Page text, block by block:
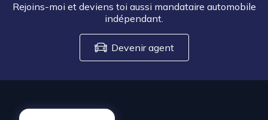
Rejoins-moi et deviens toi aussi mandataire automobile
indépendant.
Devenir agent